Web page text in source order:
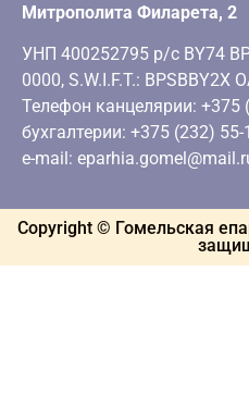
Митрополита Филарета, 2
УНП 400252795 р/с BY74
0000, S.W.I.F.T.:
Телефон канцелярии: +375
бухгалтерии: +375 (232) 55-
e-mail:
Copyright © Гомельская